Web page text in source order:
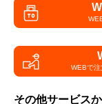
WEBで注
その他サービス